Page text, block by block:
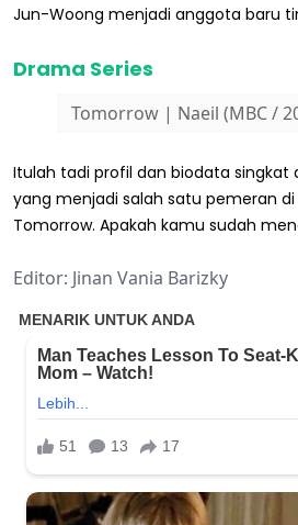
Jun-Woong menjadi anggota baru
Drama Series
Tomorrow | Naeil (MBC /
Itulah tadi profil dan biodata singkat
yang menjadi salah satu pemeran
Tomorrow. Apakah kamu sudah
Editor: Jinan Vania Barizky